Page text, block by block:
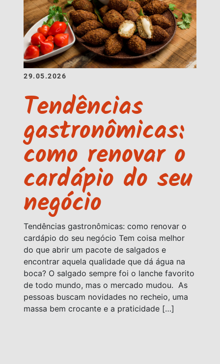
29.05.2026
Tendências
gastronômicas:
como renovar o
cardápio do seu
negócio
Tendências gastronômicas: como renovar o
cardápio do seu negócio Tem coisa melhor
do que abrir um pacote de salgados e
encontrar aquela qualidade que dá água na
boca? O salgado sempre foi o lanche favorito
de todo mundo, mas o mercado mudou. As
pessoas buscam novidades no recheio, uma
massa bem crocante e a praticidade […]